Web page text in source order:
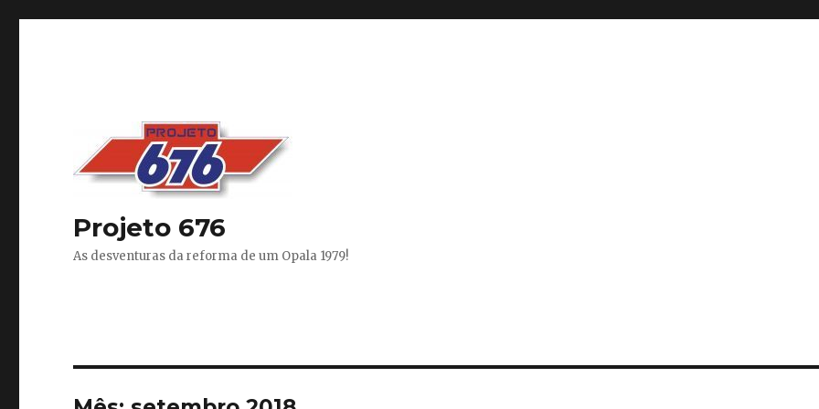
Projeto 676
As desventuras da reforma de um Opala 1979!